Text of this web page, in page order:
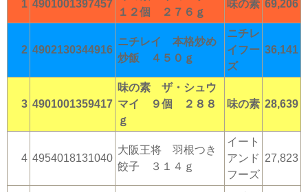
1 4901001397457
１２個 ２７６ｇ
味の素 69,206
2 4902130344916
ニチレイ 本格炒め
炒飯 ４５０ｇ
ニチレ
イフー
ズ
36,141
3 4901001359417
味の素 ザ・シュウ
マイ ９個 ２８８
ｇ
味の素 28,639
4 4954018131040
大阪王将 羽根つき
餃子 ３１４ｇ
イート
アンド
フーズ
27,823